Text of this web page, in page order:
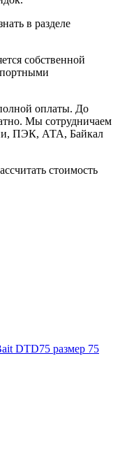
в разделе
собственной
оплаты. До
Мы сотрудничаем
ПЭК, АТА, Байкал
стоимость
DTD75 размер 75